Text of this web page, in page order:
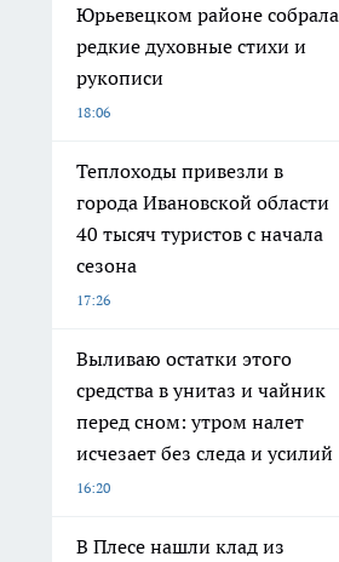
Юрьевецком районе собрала
редкие духовные стихи и
рукописи
18:06
Теплоходы привезли в
города Ивановской области
40 тысяч туристов с начала
сезона
17:26
Выливаю остатки этого
средства в унитаз и чайник
перед сном: утром налет
исчезает без следа и усилий
16:20
В Плесе нашли клад из